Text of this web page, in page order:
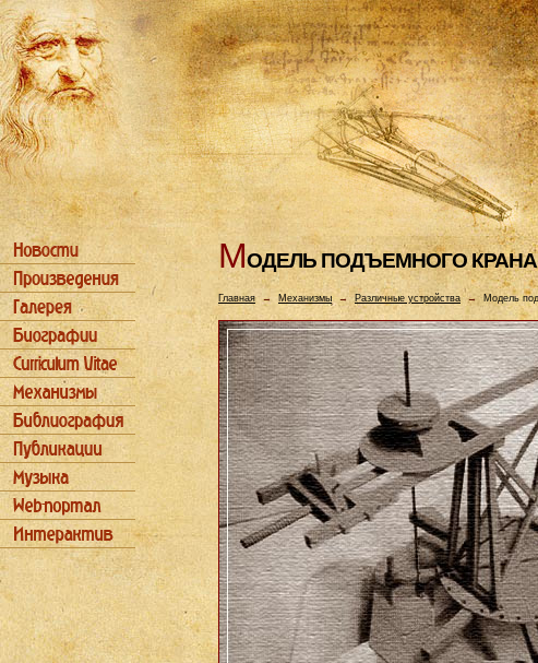
МОДЕЛЬ ПОДЪЕМHОГО
Главная→ Механизмы →Различные устройства → Модель